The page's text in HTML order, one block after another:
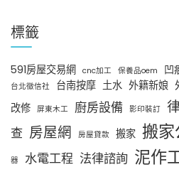
標籤
591房屋交易網 cnc加工 保養品oem 凹
台北徵信社
台南按摩 土水 外籍新娘
改修 屏東木工 廚房設備 影印裝訂
查 房屋網 房屋貸款 搬家 搬家
器 水電工程 法律諮詢 泥作